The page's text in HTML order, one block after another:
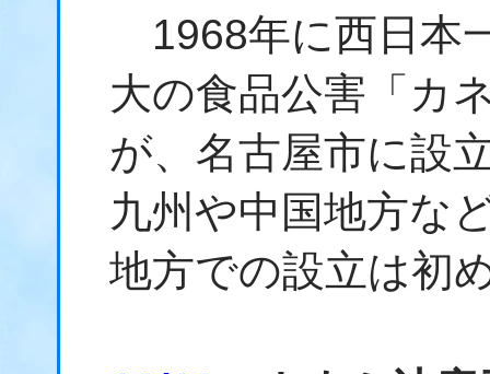
1968年に西日本
大の食品公害「カ
が、名古屋市に設
九州や中国地方な
地方での設立は初